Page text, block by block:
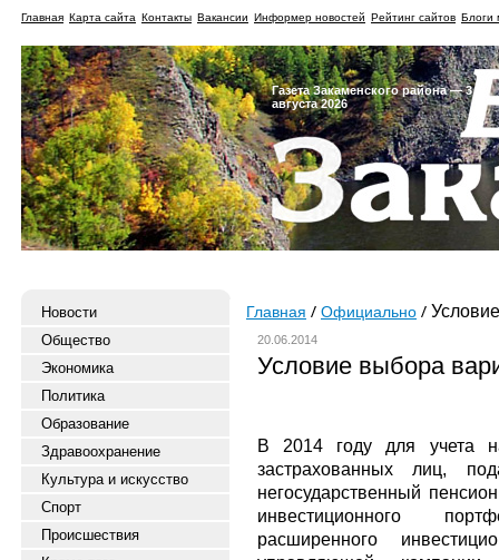
Главная Карта сайта Контакты Вакансии Информер новостей Рейтинг сайтов Блоги
Газета Закаменского района — 3
августа 2026
Новости
Общество
Экономика
Политика
Образование
Здравоохранение
Культура и искусство
Спорт
Происшествия
Главная Официально
20.06.2014
Условие выбора
В 2014 году для учета
застрахованных лиц,
негосударственный
инвестиционного
расширенного